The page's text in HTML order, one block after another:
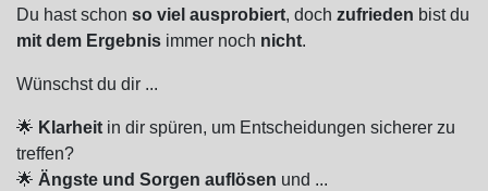
Du hast schon so viel ausprobiert, doch zufrieden bist du
mit dem Ergebnis immer noch nicht.
Wünschst du dir ...
🌟 Klarheit in dir spüren, um Entscheidungen sicherer zu
treffen?
🌟 Ängste und Sorgen auflösen und ...